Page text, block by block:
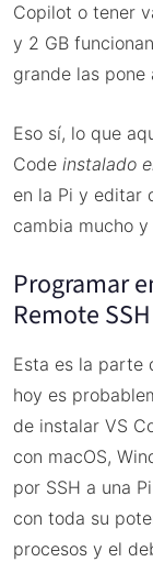
Copilot o tener
y 2 GB
grande las pone
Eso sí, lo que
Code instalado
en la Pi y editar
cambia mucho
Programar
Remote SSH
Esta es la parte
hoy es
de instalar VS
con macOS,
por SSH a una Pi
con toda su
procesos y el